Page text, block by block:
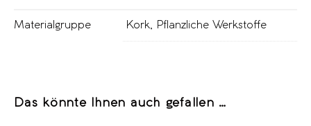
Materialgruppe Kork Pflanzliche Werkstoffe
Das könnte Ihnen auch gefallen …